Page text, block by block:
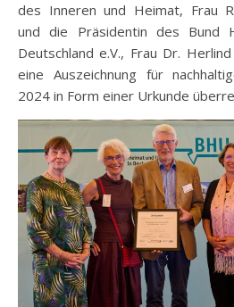
des Inneren und Heimat, Frau
und die Präsidentin des Bund
Deutschland e.V., Frau Dr.
eine Auszeichnung für
2024 in Form einer Urkunde